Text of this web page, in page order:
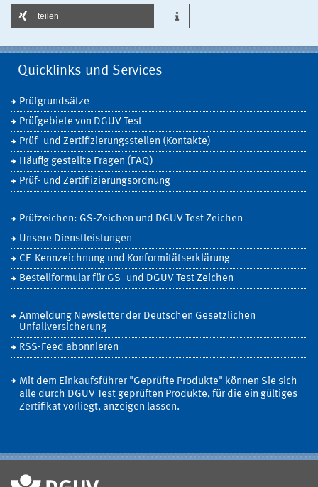
teilen
Quicklinks und Services
Prüfgrundsätze
Prüfgebiete von DGUV Test
Prüf- und Zertifizierungsstellen (Kontakte)
Häufig gestellte Fragen (FAQ)
Prüf- und Zertifiizierungsordnung
Prüfzeichen: GS-Zeichen und DGUV Test Zeichen
Unsere Dienstleistungen
CE-Kennzeichnung und Konformitätserklärung
Bestellformular für GS- und DGUV Test Zeichen
Anmeldung Newsletter der Deutschen Gesetzlichen
Unfallversicherung
RSS-Feed abonnieren
Mit dem Einkaufsführer "Geprüfte Produkte" können Sie sich
alle durch DGUV Test geprüften Produkte, für die ein gültiges
Zertifikat vorliegt, anzeigen lassen.